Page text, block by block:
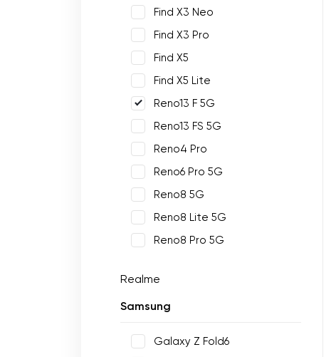
Find X3 Neo
Find X3 Pro
Find X5
Find X5 Lite
Reno13 F 5G
Reno13 FS 5G
Reno4 Pro
Reno6 Pro 5G
Reno8 5G
Reno8 Lite 5G
Reno8 Pro 5G
Realme
Samsung
Galaxy Z Fold6